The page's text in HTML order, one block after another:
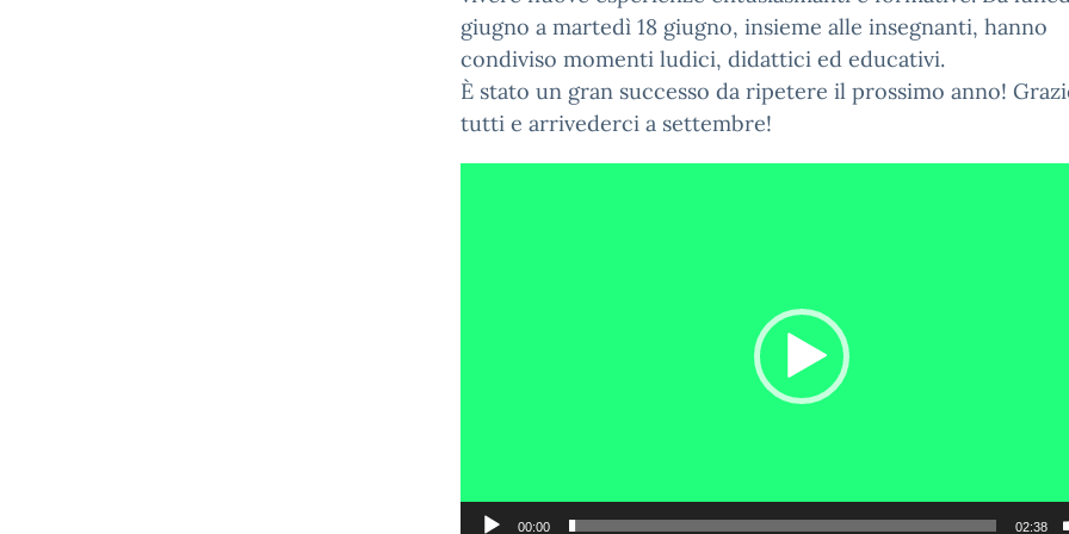
giugno a martedì 18 giugno, insieme alle insegnanti, hanno
condiviso momenti ludici, didattici ed educativi.
È stato un gran successo da ripetere il prossimo anno!
tutti e arrivederci a settembre!
00:00 02:38